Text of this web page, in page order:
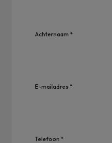
Achternaam *
E-mailadres *
Telefoon *